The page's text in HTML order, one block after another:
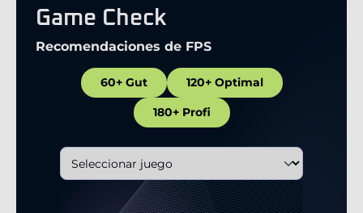
Game Check
Recomendaciones de FPS
60+ Gut 120+ Optimal
180+ Profi